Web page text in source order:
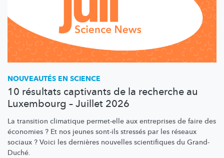
NOUVEAUTÉS EN SCIENCE
10 résultats captivants de la recherche au
Luxembourg – Juillet 2026
La transition climatique permet-elle aux entreprises de faire des
économies ? Et nos jeunes sont-ils stressés par les réseaux
sociaux ? Voici les dernières nouvelles scientifiques du Grand-
Duché.